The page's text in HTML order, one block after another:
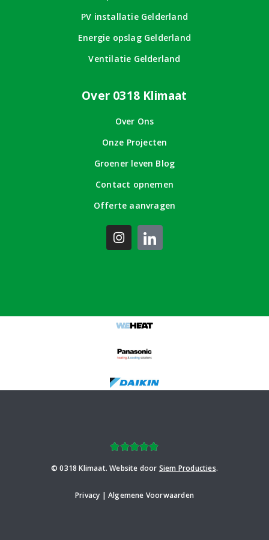
PV installatie Gelderland
Energie opslag Gelderland
Ventilatie Gelderland
Over 0318 Klimaat
Over Ons
Onze Projecten
Groener leven Blog
Contact opnemen
Offerte aanvragen
© 0318 Klimaat. Website door Siem Producties.
Privacy | Algemene Voorwaarden